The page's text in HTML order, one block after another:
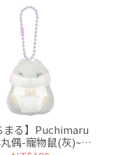
まる】Puchimaru
偶-寵物鼠(灰)~日